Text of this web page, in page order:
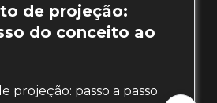
de projeção:
do conceito ao
projeção: passo a passo